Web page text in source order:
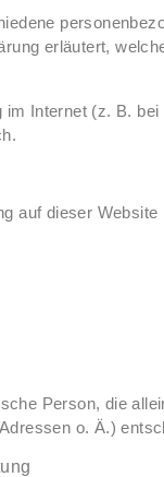
erläutert,
Internet (z. B.
auf dieser Website
Person, die
o. Ä.)